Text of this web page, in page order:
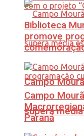
Campo
supera
Biblioteca
promove
Campo
Paraná